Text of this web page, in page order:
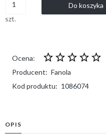
szt.
Do koszyka
Ocena:
Producent: Fanola
Kod produktu: 1086074
OPIS